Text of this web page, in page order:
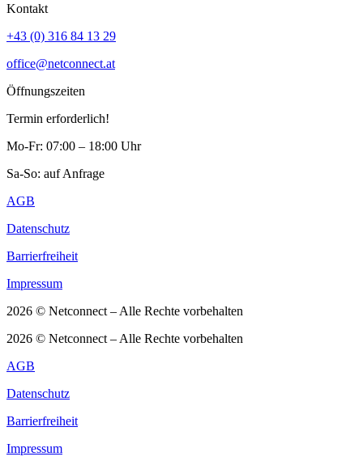
Kontakt
+43 (0) 316 84 13 29
office@netconnect.at
Öffnungszeiten
Termin erforderlich!
Mo-Fr: 07:00 – 18:00 Uhr
Sa-So: auf Anfrage
AGB
Datenschutz
Barrierfreiheit
Impressum
2026 © Netconnect – Alle Rechte vorbehalten
2026 © Netconnect – Alle Rechte vorbehalten
AGB
Datenschutz
Barrierfreiheit
Impressum